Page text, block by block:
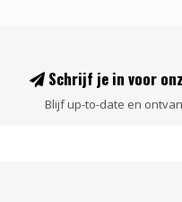
Schrijf je in voor
Blijf up-to-date en